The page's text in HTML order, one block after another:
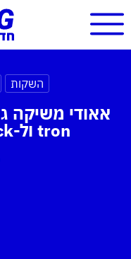
השקות
tron ול-e-tron Sportback